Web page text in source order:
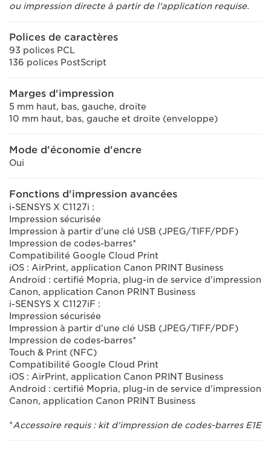
ou impression directe à partir de l'application requise.
Polices de caractères
93 polices PCL
136 polices PostScript
Marges d'impression
5 mm haut, bas, gauche, droite
10 mm haut, bas, gauche et droite (enveloppe)
Mode d'économie d'encre
Oui
Fonctions d'impression avancées
i-SENSYS X C1127i :
Impression sécurisée
Impression à partir d'une clé USB (JPEG/TIFF/PDF)
Impression de codes-barres*
Compatibilité Google Cloud Print
iOS : AirPrint, application Canon PRINT Business
Android : certifié Mopria, plug-in de service d'impression
Canon, application Canon PRINT Business
i-SENSYS X C1127iF :
Impression sécurisée
Impression à partir d'une clé USB (JPEG/TIFF/PDF)
Impression de codes-barres*
Touch & Print (NFC)
Compatibilité Google Cloud Print
iOS : AirPrint, application Canon PRINT Business
Android : certifié Mopria, plug-in de service d'impression
Canon, application Canon PRINT Business
*Accessoire requis : kit d'impression de codes-barres E1E